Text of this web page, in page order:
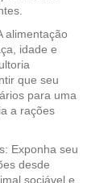
alimentação
idade e
que seu
para uma
a rações
Exponha seu
desde
sociável e